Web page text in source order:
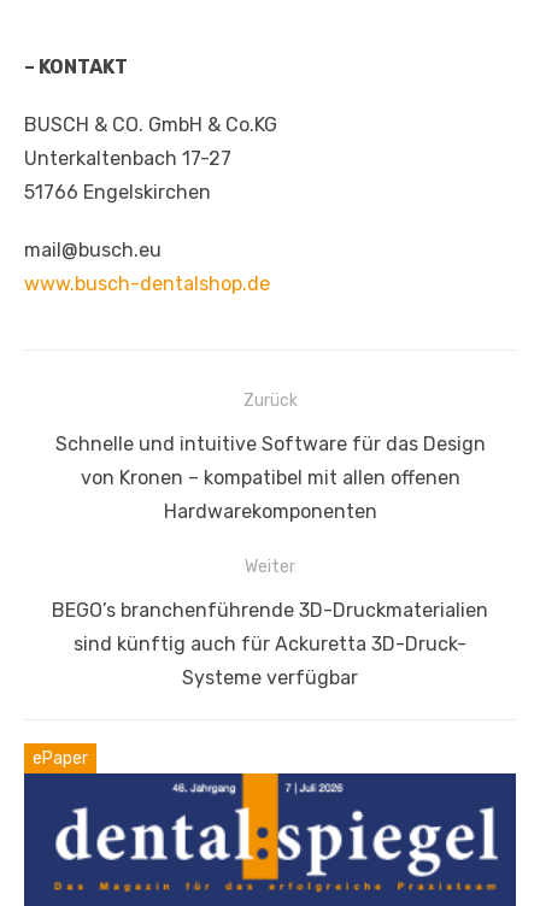
– KONTAKT
BUSCH & CO. GmbH & Co.KG
Unterkaltenbach 17-27
51766 Engelskirchen
mail@busch.eu
www.busch-dentalshop.de
Beitragsnavigation
Zurück
Vorheriger
Schnelle und intuitive Software für das Design
von Kronen – kompatibel mit allen offenen
Hardwarekomponenten
Weiter
Nächster
BEGO’s branchenführende 3D-Druckmaterialien
sind künftig auch für Ackuretta 3D-Druck-
Systeme verfügbar
ePaper